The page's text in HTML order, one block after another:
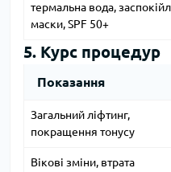
термальна вода,
маски, SPF 50+
5. Курс процедур
Показання
Загальний ліфтинг,
покращення тонусу
Вікові зміни, втрата